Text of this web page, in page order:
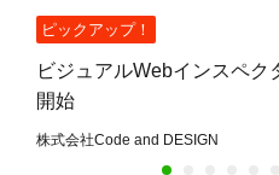
ピックアップ！
ビジュアルWebインスペ
開始
株式会社Code and DESIGN